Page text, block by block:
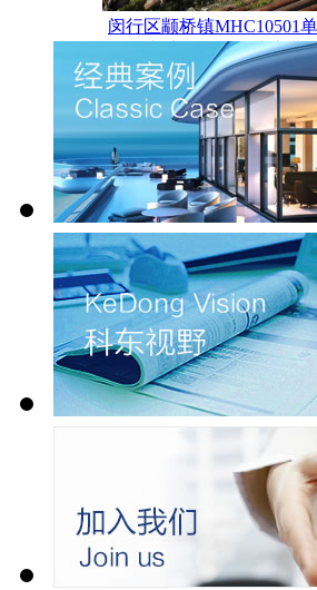
闵行区颛桥镇MHC10501
土地前期征收成本费